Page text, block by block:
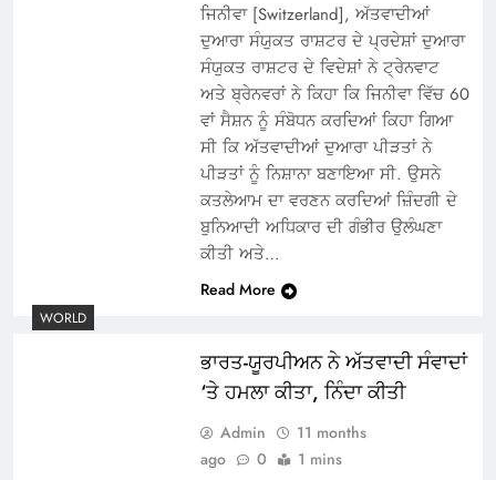
ਜਿਨੀਵਾ [Switzerland], ਅੱਤਵਾਦੀਆਂ
ਦੁਆਰਾ ਸੰਯੁਕਤ ਰਾਸ਼ਟਰ ਦੇ ਪ੍ਰਦੇਸ਼ਾਂ ਦੁਆਰਾ
ਸੰਯੁਕਤ ਰਾਸ਼ਟਰ ਦੇ ਵਿਦੇਸ਼ਾਂ ਨੇ ਟ੍ਰੇਨਵਾਟ
ਅਤੇ ਬ੍ਰੇਨਵਰਾਂ ਨੇ ਕਿਹਾ ਕਿ ਜਿਨੀਵਾ ਵਿੱਚ 60
ਵਾਂ ਸੈਸ਼ਨ ਨੂੰ ਸੰਬੋਧਨ ਕਰਦਿਆਂ ਕਿਹਾ ਗਿਆ
ਸੀ ਕਿ ਅੱਤਵਾਦੀਆਂ ਦੁਆਰਾ ਪੀੜਤਾਂ ਨੇ
ਪੀੜਤਾਂ ਨੂੰ ਨਿਸ਼ਾਨਾ ਬਣਾਇਆ ਸੀ. ਉਸਨੇ
ਕਤਲੇਆਮ ਦਾ ਵਰਣਨ ਕਰਦਿਆਂ ਜ਼ਿੰਦਗੀ ਦੇ
ਬੁਨਿਆਦੀ ਅਧਿਕਾਰ ਦੀ ਗੰਭੀਰ ਉਲੰਘਣਾ
ਕੀਤੀ ਅਤੇ…
Read More
WORLD
ਭਾਰਤ-ਯੂਰਪੀਅਨ ਨੇ ਅੱਤਵਾਦੀ ਸੰਵਾਦਾਂ
‘ਤੇ ਹਮਲਾ ਕੀਤਾ, ਨਿੰਦਾ ਕੀਤੀ
Admin
11 months
ago
0 1 mins